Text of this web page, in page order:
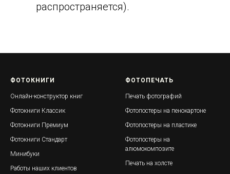
распространяется).
ФОТОКНИГИ
Онлайн-конструктор книг
Фотокниги Классик
Фотокниги Премиум
Фотокниги Стандарт
Минибуки
Работы наших клиентов
ФОТОПЕЧАТЬ
Печать фотографий
Фотопостеры на пенокартоне
Фотопостеры на пластике
Фотопостеры на
алюмокомпозите
Печать на холсте